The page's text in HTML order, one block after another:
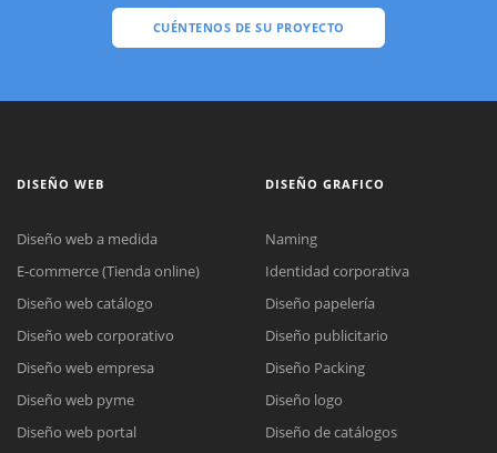
CUÉNTENOS DE SU PROYECTO
DISEÑO WEB
Diseño web a medida
E-commerce (Tienda online)
Diseño web catálogo
Diseño web corporativo
Diseño web empresa
Diseño web pyme
Diseño web portal
DISEÑO GRAFICO
Naming
Identidad corporativa
Diseño papelería
Diseño publicitario
Diseño Packing
Diseño logo
Diseño de catálogos